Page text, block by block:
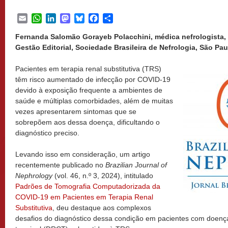
EmailWhatsApp
LinkedInMastodon
BlueskyFacebook
Fernanda Salomão Gorayeb Polacchini, médica
Gestão Editorial, Sociedade Brasileira de Nefrologia, São
Pacientes em terapia renal substitutiva (TRS)
têm risco aumentado de infecção por COVID-19
devido à exposição frequente a ambientes de
saúde e múltiplas comorbidades, além de muitas
vezes apresentarem sintomas que se
sobrepõem aos dessa doença, dificultando o
diagnóstico preciso.
Levando isso em consideração, um artigo
recentemente publicado no Brazilian Journal of
Nephrology (vol. 46, n.º 3, 2024), intitulado
Padrões de Tomografia Computadorizada da
COVID-19 em Pacientes em Terapia Renal
Substitutiva , deu destaque aos complexos
desafios do diagnóstico dessa condição em pacientes com